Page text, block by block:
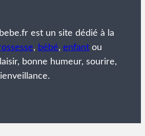
est un site dédié à la
, bébé, enfant ou
bonne humeur, sourire,